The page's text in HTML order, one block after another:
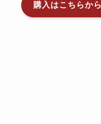
購入はこちらから